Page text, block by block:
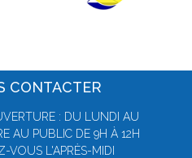
CONTACTER
: DU LUNDI AU
AU PUBLIC DE 9H À 12H
VOUS L'APRÈS-MIDI